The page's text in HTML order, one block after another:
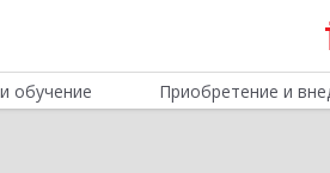
обучение Приобретение и